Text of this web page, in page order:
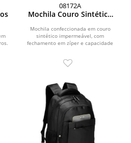
08172A
Mochila Couro Sintético
Mochila confeccionada em couro
sintético impermeável, com
fechamento em zíper e capacidade